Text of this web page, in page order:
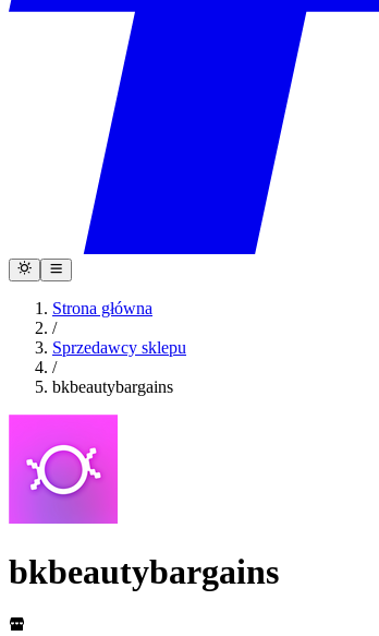
Strona główna
/
Sprzedawcy sklepu
/
bkbeautybargains
bkbeautybargains